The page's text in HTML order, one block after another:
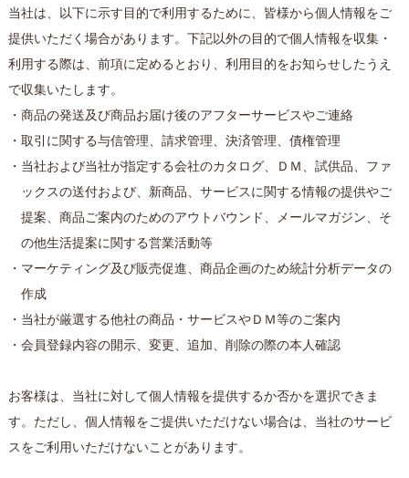
当社は、以下に示す目的で利用するために、皆様から個人情報をご
提供いただく場合があります。下記以外の目的で個人情報を収集・
利用する際は、前項に定めるとおり、利用目的をお知らせしたうえ
で収集いたします。
・商品の発送及び商品お届け後のアフターサービスやご連絡
・取引に関する与信管理、請求管理、決済管理、債権管理
・当社および当社が指定する会社のカタログ、ＤＭ、試供品、ファ
ックスの送付および、新商品、サービスに関する情報の提供やご
提案、商品ご案内のためのアウトバウンド、メールマガジン、そ
の他生活提案に関する営業活動等
・マーケティング及び販売促進、商品企画のため統計分析データの
作成
・当社が厳選する他社の商品・サービスやＤＭ等のご案内
・会員登録内容の開示、変更、追加、削除の際の本人確認
お客様は、当社に対して個人情報を提供するか否かを選択できま
す。ただし、個人情報をご提供いただけない場合は、当社のサービ
スをご利用いただけないことがあります。